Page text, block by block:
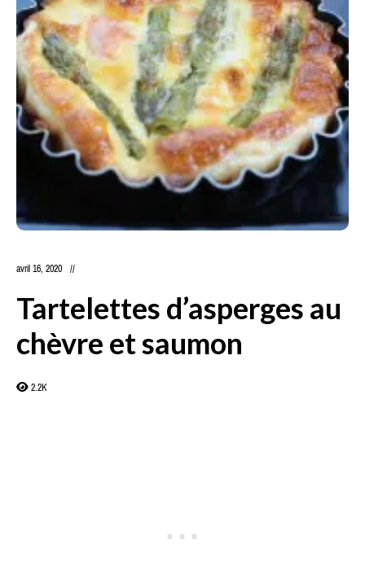
avril 16, 2020
Tartelettes d’asperges au
chèvre et saumon
2.2K